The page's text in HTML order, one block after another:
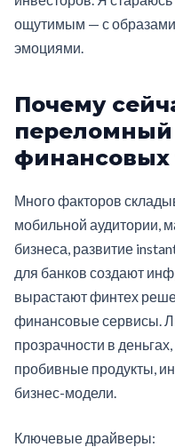
ощутимым — с
эмоциями.
Почему
финансовых
Много факторов
мобильной аудитории,
бизнеса, развитие
для банков создают
вырастают финтех
финансовые сервисы.
прозрачности в
пробивные продукты,
бизнес-модели.
Ключевые драйверы: